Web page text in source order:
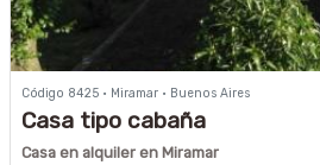
Código 8425 · Miramar · Buenos Aires
Casa tipo cabaña
Casa en alquiler en Miramar